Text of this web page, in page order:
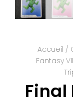
Accueil /
Fantasy
Final